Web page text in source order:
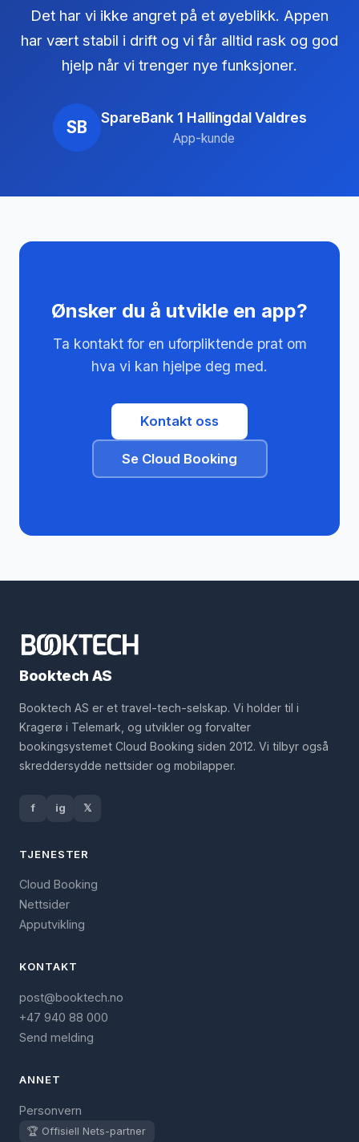
Det har vi ikke angret på et øyeblikk. Appen
har vært stabil i drift og vi får alltid rask og god
hjelp når vi trenger nye funksjoner.
SB SpareBank 1 Hallingdal Valdres
App-kunde
Ønsker du å utvikle en app?
Ta kontakt for en uforpliktende prat om
hva vi kan hjelpe deg med.
Kontakt oss
Se Cloud Booking
Booktech AS
Booktech AS er et travel-tech-selskap. Vi holder til i
Kragerø i Telemark, og utvikler og forvalter
bookingsystemet Cloud Booking siden 2012. Vi tilbyr også
skreddersydde nettsider og mobilapper.
f ig 𝕏
TJENESTER
Cloud Booking
Nettsider
Apputvikling
KONTAKT
post@booktech.no
+47 940 88 000
Send melding
ANNET
Personvern
🏆 Offisiell Nets-partner